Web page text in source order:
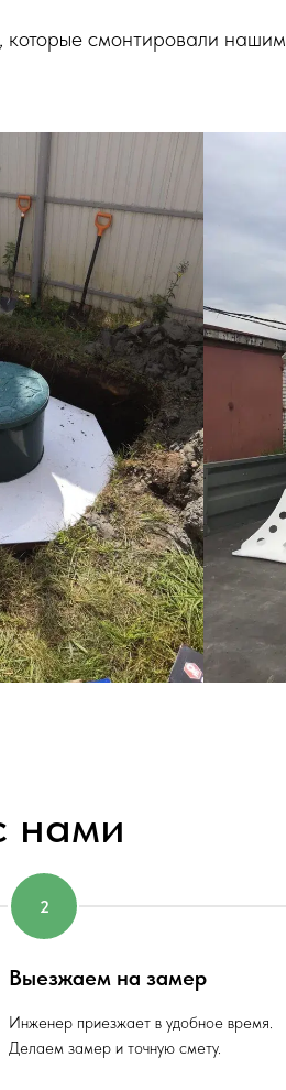
смонтировали нашим
нами
Выезжаем на замер
Инженер приезжает в удобное время.
Делаем замер и точную смету.